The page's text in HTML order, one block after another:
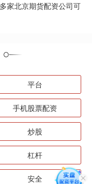
家北京期货配资公司可
平台
手机股票配资
炒股
杠杆
安全